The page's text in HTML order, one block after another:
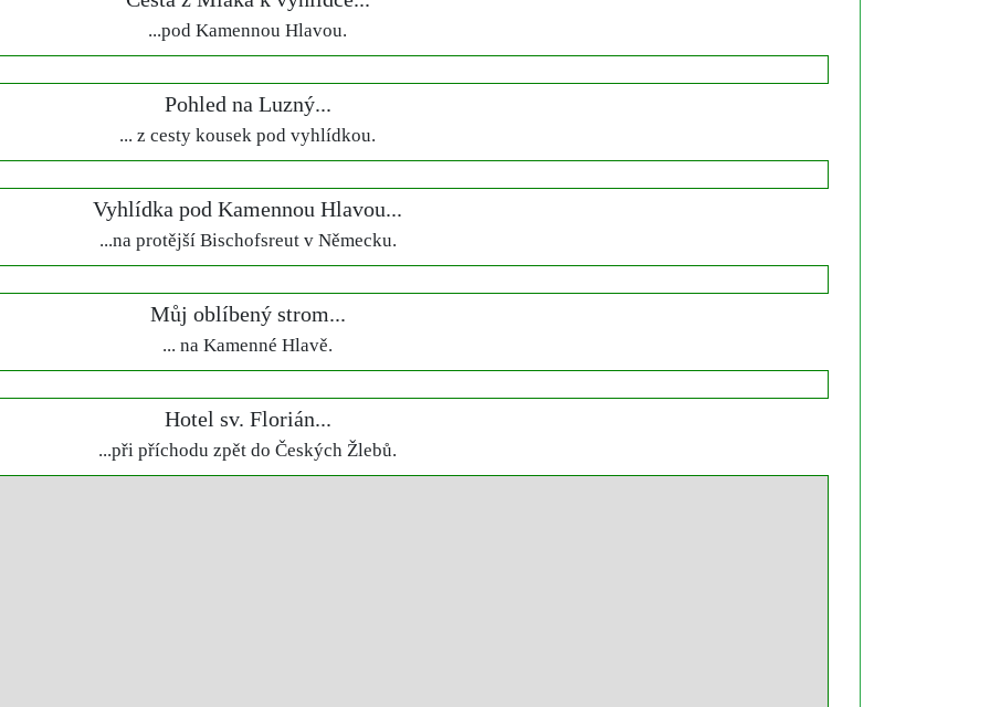
...pod Kamennou Hlavou.
Pohled na Luzný...
... z cesty kousek pod vyhlídkou.
Vyhlídka pod Kamennou Hlavou...
...na protější Bischofsreut v Německu.
Můj oblíbený strom...
... na Kamenné Hlavě.
Hotel sv. Florián...
...při příchodu zpět do Českých Žlebů.